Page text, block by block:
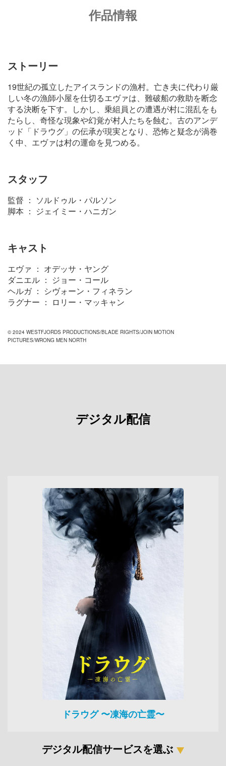
作品情報
ストーリー
19世紀の孤立したアイスランドの漁村。亡き夫に代わり厳
しい冬の漁師小屋を仕切るエヴァは、難破船の救助を断念
する決断を下す。しかし、乗組員との遭遇が村に混乱をも
たらし、奇怪な現象や幻覚が村人たちを蝕む。古のアンデ
ッド「ドラウグ」の伝承が現実となり、恐怖と疑念が渦巻
く中、エヴァは村の運命を見つめる。
スタッフ
監督 ： ソルドゥル・パルソン
脚本 ： ジェイミー・ハニガン
キャスト
エヴァ ： オデッサ・ヤング
ダニエル ： ジョー・コール
ヘルガ ： シヴォーン・フィネラン
ラグナー ： ロリー・マッキャン
© 2024 WESTFJORDS PRODUCTIONS/BLADE RIGHTS/JOIN MOTION
PICTURES/WRONG MEN NORTH
デジタル配信
ドラウグ 〜凍海の亡霊〜
デジタル配信サービスを選ぶ